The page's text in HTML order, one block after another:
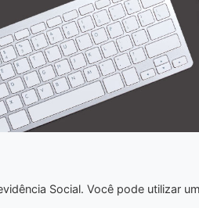
Social. Você pode utilizar